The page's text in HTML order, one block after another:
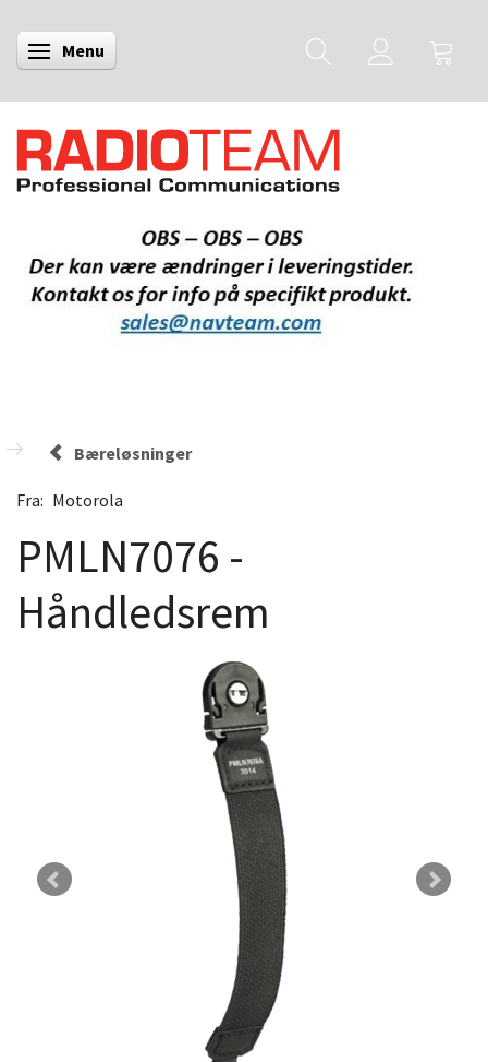
Skifte navigation
Menu
Bæreløsninger
Fra: Motorola
PMLN7076 -
Håndledsrem